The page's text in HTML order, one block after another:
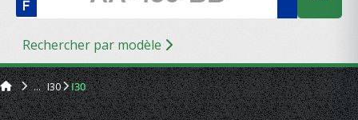
Rechercher par modèle
I30 I30